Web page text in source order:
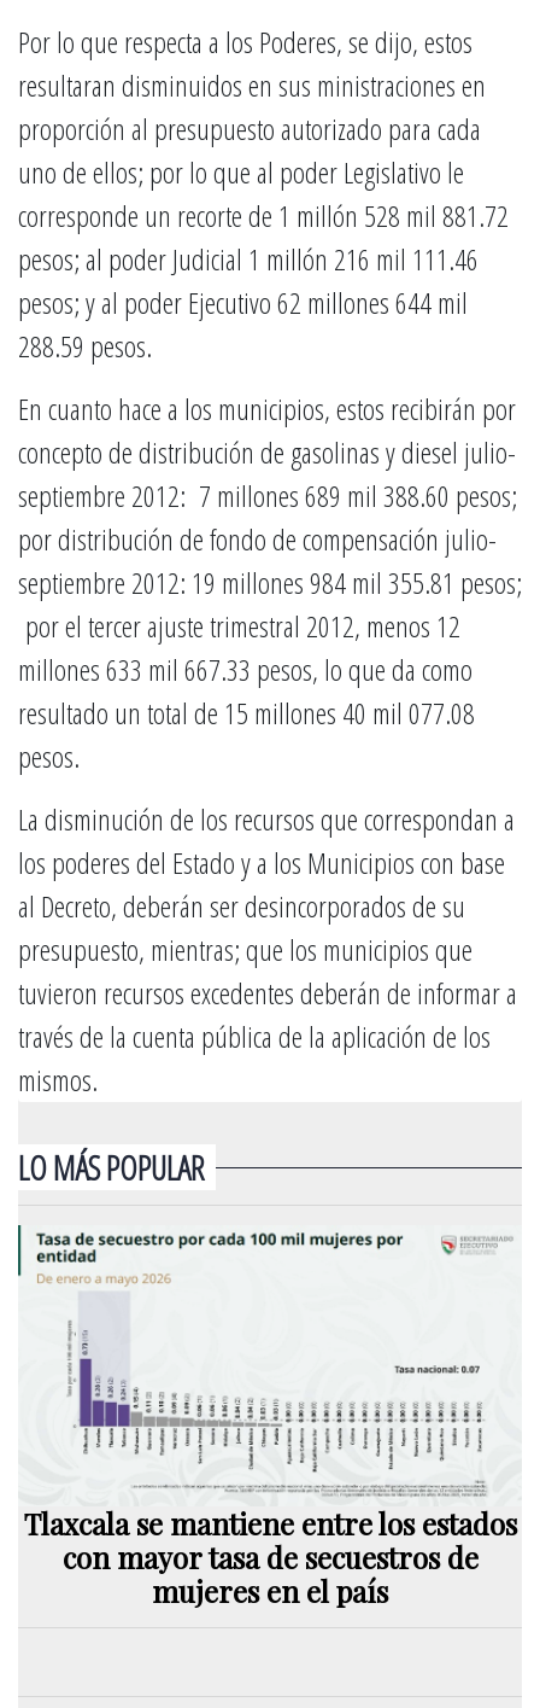
Por lo que respecta a los Poderes, se dijo, estos
resultaran disminuidos en sus ministraciones en
proporción al presupuesto autorizado para cada
uno de ellos; por lo que al poder Legislativo le
corresponde un recorte de 1 millón 528 mil 881.72
pesos; al poder Judicial 1 millón 216 mil 111.46
pesos; y al poder Ejecutivo 62 millones 644 mil
288.59 pesos.
En cuanto hace a los municipios, estos recibirán por
concepto de distribución de gasolinas y diesel julio-
septiembre 2012: 7 millones 689 mil 388.60 pesos;
por distribución de fondo de compensación julio-
septiembre 2012: 19 millones 984 mil 355.81 pesos;
por el tercer ajuste trimestral 2012, menos 12
millones 633 mil 667.33 pesos, lo que da como
resultado un total de 15 millones 40 mil 077.08
pesos.
La disminución de los recursos que correspondan a
los poderes del Estado y a los Municipios con base
al Decreto, deberán ser desincorporados de su
presupuesto, mientras; que los municipios que
tuvieron recursos excedentes deberán de informar a
través de la cuenta pública de la aplicación de los
mismos.
LO MÁS POPULAR
Tlaxcala se mantiene entre los estados
con mayor tasa de secuestros de
mujeres en el país